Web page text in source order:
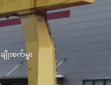
ျိုးစက်မှူး